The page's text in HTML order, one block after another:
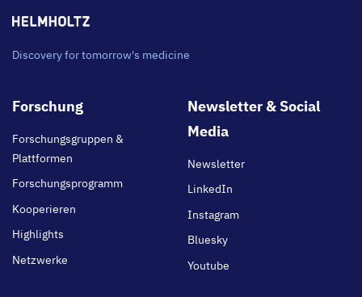
Discovery for tomorrow's medicine
Footer
Forschung
Forschungsgruppen &
Plattformen
Forschungsprogramm
Kooperieren
Highlights
Netzwerke
Newsletter & Social
Media
Newsletter
LinkedIn
Instagram
Bluesky
Youtube